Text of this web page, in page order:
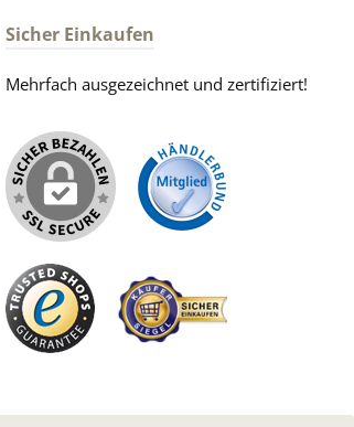
Sicher Einkaufen
Mehrfach ausgezeichnet und zertifiziert!